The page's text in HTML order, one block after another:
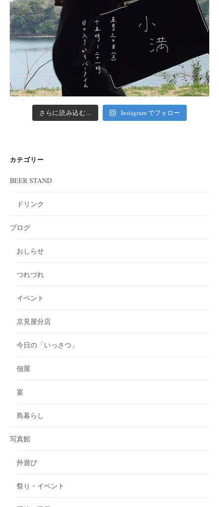
さらに読み込む... Instagram でフォロー
カテゴリー
BEER STAND
ドリンク
ブログ
おしらせ
つれづれ
イベント
京見屋分店
今日の「いっさつ」
佃屋
宴
島暮らし
写真館
外遊び
祭り・イベント